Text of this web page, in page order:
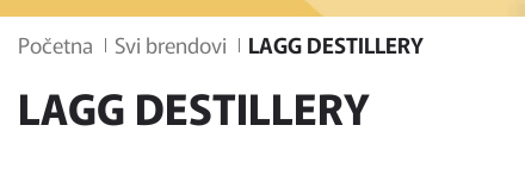
Početna Svi brendovi LAGG DESTILLERY
LAGG DESTILLERY